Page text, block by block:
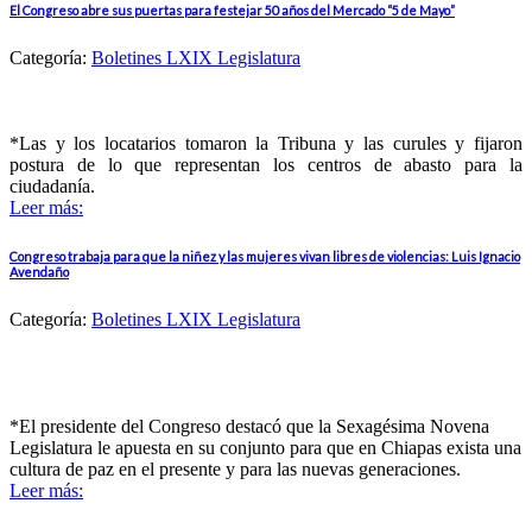
El Congreso abre sus puertas para festejar 50 años del Mercado “5 de Mayo”
Categoría: Boletines LXIX Legislatura
*Las y los locatarios tomaron la Tribuna y las curules y fijaron
postura de lo que representan los centros de abasto para la
ciudadanía.
Leer más:
Congreso trabaja para que la niñez y las mujeres vivan libres de violencias: Luis Ignacio
Avendaño
Categoría: Boletines LXIX Legislatura
*El presidente del Congreso destacó que la Sexagésima Novena
Legislatura le apuesta en su conjunto para que en Chiapas exista una
cultura de paz en el presente y para las nuevas generaciones.
Leer más: